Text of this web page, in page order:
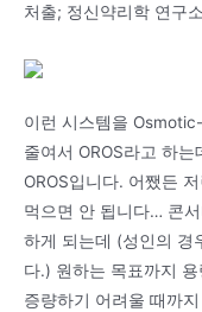
처출; 정신약리학 연구소
이런 시스템을
줄여서 OROS라고 하
OROS입니다. 어쨌든
먹으면 안 됩니다… 콘
하게 되는데 (성인의 경
다.) 원하는 목표까지
증량하기 어려울 때까